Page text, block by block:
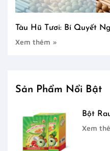
Tàu Hũ Tươi: Bí Quyết
Xem thêm »
Sản Phẩm Nổi Bật
Bột
Xem